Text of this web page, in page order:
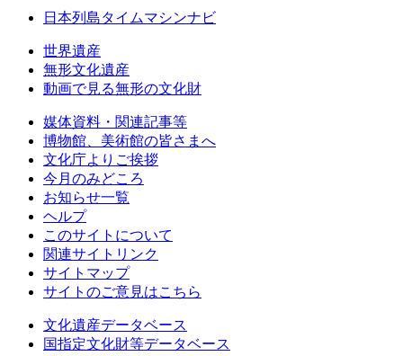
日本列島タイムマシンナビ
世界遺産
無形文化遺産
動画で見る無形の文化財
媒体資料・関連記事等
博物館、美術館の皆さまへ
文化庁よりご挨拶
今月のみどころ
お知らせ一覧
ヘルプ
このサイトについて
関連サイトリンク
サイトマップ
サイトのご意見はこちら
文化遺産データベース
国指定文化財等データベース